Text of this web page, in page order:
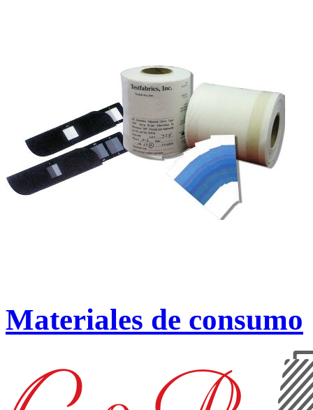
Materiales de consumo